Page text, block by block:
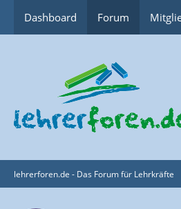
Dashboard Forum
lehrerforen.de - Das Forum für Lehrkräfte